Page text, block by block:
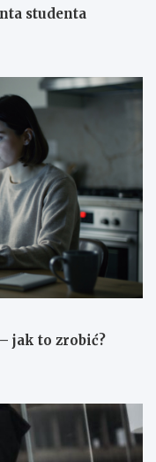
studenta
jak to zrobić?